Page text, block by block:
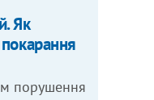
Як
порушення